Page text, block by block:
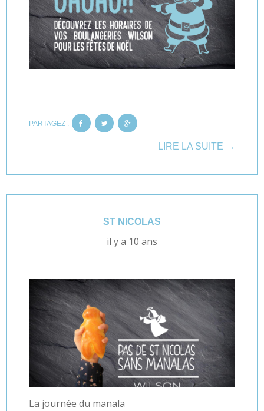
PARTAGEZ :
LIRE LA SUITE →
ST NICOLAS
il y a 10 ans
La journée du manala